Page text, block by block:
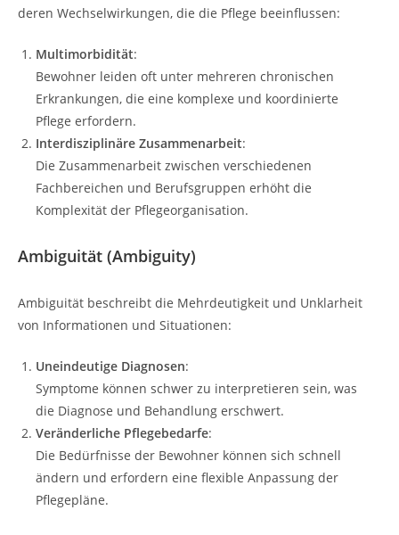
deren Wechselwirkungen, die die Pflege beeinflussen:
Multimorbidität:
Bewohner leiden oft unter mehreren chronischen
Erkrankungen, die eine komplexe und koordinierte
Pflege erfordern.
Interdisziplinäre Zusammenarbeit:
Die Zusammenarbeit zwischen verschiedenen
Fachbereichen und Berufsgruppen erhöht die
Komplexität der Pflegeorganisation.
Ambiguität (Ambiguity)
Ambiguität beschreibt die Mehrdeutigkeit und Unklarheit
von Informationen und Situationen:
Uneindeutige Diagnosen:
Symptome können schwer zu interpretieren sein, was
die Diagnose und Behandlung erschwert.
Veränderliche Pflegebedarfe:
Die Bedürfnisse der Bewohner können sich schnell
ändern und erfordern eine flexible Anpassung der
Pflegepläne.